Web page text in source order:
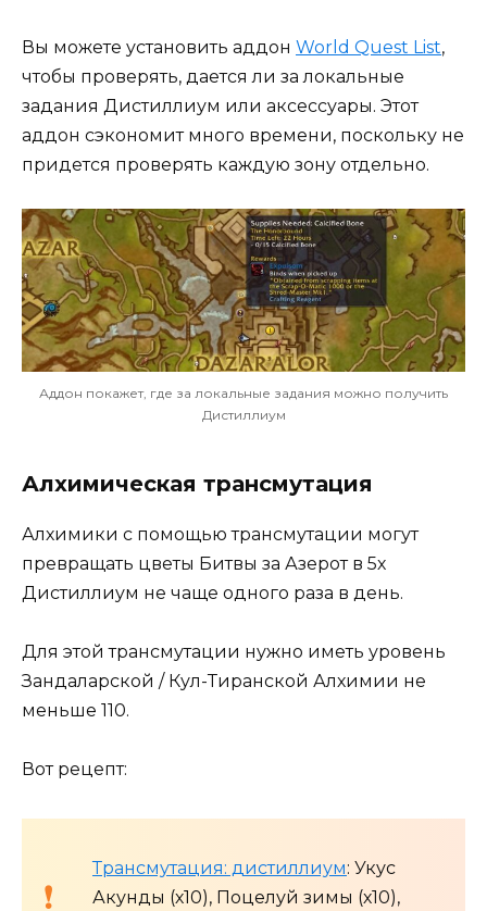
Вы можете установить аддон World Quest List,
чтобы проверять, дается ли за локальные
задания Дистиллиум или аксессуары. Этот
аддон сэкономит много времени, поскольку не
придется проверять каждую зону отдельно.
Аддон покажет, где за локальные задания можно получить
Дистиллиум
Алхимическая трансмутация
Алхимики с помощью трансмутации могут
превращать цветы Битвы за Азерот в 5х
Дистиллиум не чаще одного раза в день.
Для этой трансмутации нужно иметь уровень
Зандаларской / Кул-Тиранской Алхимии не
меньше 110.
Вот рецепт:
Трансмутация: дистиллиум: Укус
Акунды (х10), Поцелуй зимы (х10),